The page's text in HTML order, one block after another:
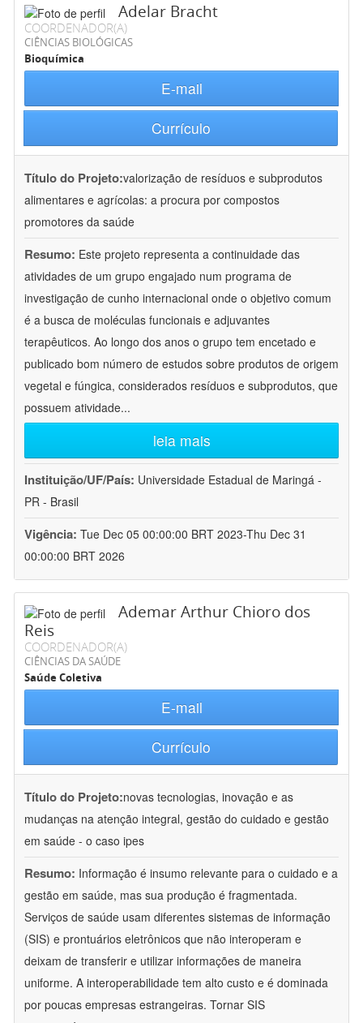
Adelar Bracht
COORDENADOR(A)
CIÊNCIAS BIOLÓGICAS
Bioquímica
E-mail
Currículo
Título do Projeto:valorização de resíduos e subprodutos
alimentares e agrícolas: a procura por compostos
promotores da saúde
Resumo: Este projeto representa a continuidade das
atividades de um grupo engajado num programa de
investigação de cunho internacional onde o objetivo comum
é a busca de moléculas funcionais e adjuvantes
terapêuticos. Ao longo dos anos o grupo tem encetado e
publicado bom número de estudos sobre produtos de origem
vegetal e fúngica, considerados resíduos e subprodutos, que
possuem atividade...
leia mais
Instituição/UF/País: Universidade Estadual de Maringá -
PR - Brasil
Vigência: Tue Dec 05 00:00:00 BRT 2023-Thu Dec 31
00:00:00 BRT 2026
Ademar Arthur Chioro dos
Reis
COORDENADOR(A)
CIÊNCIAS DA SAÚDE
Saúde Coletiva
E-mail
Currículo
Título do Projeto:novas tecnologias, inovação e as
mudanças na atenção integral, gestão do cuidado e gestão
em saúde - o caso ipes
Resumo: Informação é insumo relevante para o cuidado e a
gestão em saúde, mas sua produção é fragmentada.
Serviços de saúde usam diferentes sistemas de informação
(SIS) e prontuários eletrônicos que não interoperam e
deixam de transferir e utilizar informações de maneira
uniforme. A interoperabilidade tem alto custo e é dominada
por poucas empresas estrangeiras. Tornar SIS